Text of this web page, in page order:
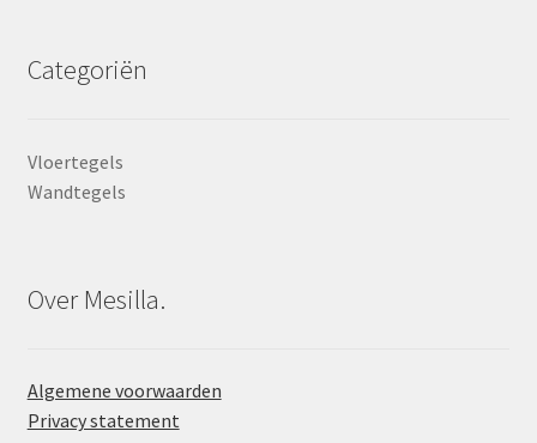
Categoriën
Vloertegels
Wandtegels
Over Mesilla.
Algemene voorwaarden
Privacy statement